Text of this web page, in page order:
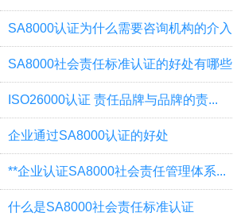
SA8000认证为什么需要咨询机构的介入
SA8000社会责任标准认证的好处有哪些
ISO26000认证 责任品牌与品牌的责...
企业通过SA8000认证的好处
**企业认证SA8000社会责任管理体系...
什么是SA8000社会责任标准认证